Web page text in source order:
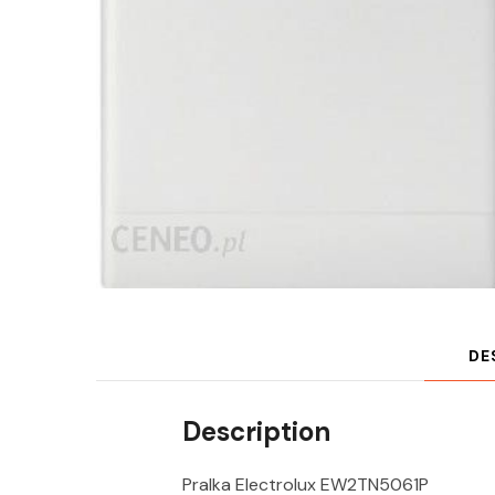
Description
Pralka Electrolux EW2TN5061P